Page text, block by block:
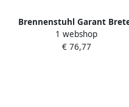
Brennenstuhl Garant
kabelhaspel | 25m | H05VV-F 3G1
1208854
1 webshop
€ 76,77